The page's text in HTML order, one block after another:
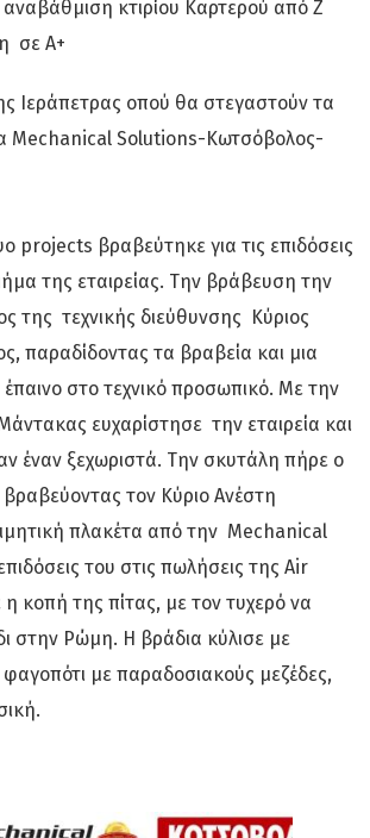
αναβάθμιση κτιρίου Καρτερού από Ζ
σε Α+
Ιεράπετρας οπού θα στεγαστούν τα
Mechanical Solutions-Κωτσόβολος-
projects βραβεύτηκε για τις επιδόσεις
της εταιρείας. Την βράβευση την
της τεχνικής διεύθυνσης Κύριος
παραδίδοντας τα βραβεία και μια
στο τεχνικό προσωπικό. Με την
ευχαρίστησε την εταιρεία και
έναν ξεχωριστά. Την σκυτάλη πήρε ο
τον Κύριο Ανέστη
πλακέτα από την Mechanical
του στις πωλήσεις της Air
κοπή της πίτας, με τον τυχερό να
στην Ρώμη. Η βράδια κύλισε με
φαγοπότι με παραδοσιακούς μεζέδες,